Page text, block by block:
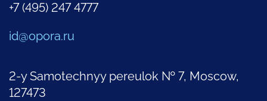
+7 (495) 247 4777
id@opora.ru
2-y Samotechnyy pereulok № 7, Moscow,
127473